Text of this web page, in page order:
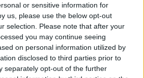
or sensitive information for
us, please use the below opt-out
selection. Please note that after your
you may continue seeing
on personal information utilized by
disclosed to third parties prior to
separately opt-out of the further
14 órája
érkezik Lambiase utódja a Red
Bullhoz?